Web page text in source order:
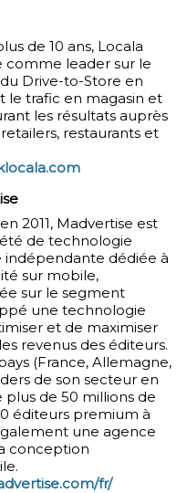
de 10 ans, Locala
comme leader sur le
Drive-to-Store en
le trafic en magasin et
les résultats auprès
restaurants et
2011, Madvertise est
de technologie
indépendante dédiée à
sur mobile,
sur le segment
une technologie
et de maximiser
revenus des éditeurs.
(France, Allemagne,
de son secteur en
de 50 millions de
éditeurs premium à
une agence
conception
fr/